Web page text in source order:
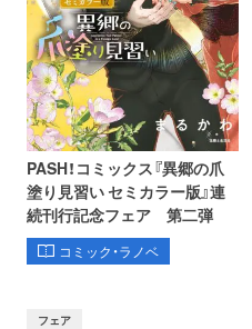
PASH！コミックス『異郷の爪
塗り見習い セミカラー版』連
続刊行記念フェア 第二弾
コミック・ラノベ
フェア